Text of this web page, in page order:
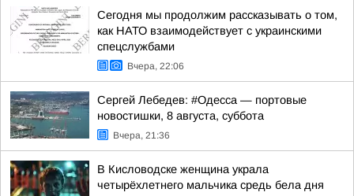
Сегодня мы продолжим рассказывать о том,
как НАТО взаимодействует с украинскими
спецслужбами
Вчера, 22:06
Сергей Лебедев: #Одесса — портовые
новостишки, 8 августа, суббота
Вчера, 21:36
В Кисловодске женщина украла
четырёхлетнего мальчика средь бела дня